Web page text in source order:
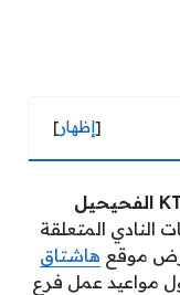
[إظهار]
النادي المتعلقة
موقع هاشتاق
مواعيد عمل فرع